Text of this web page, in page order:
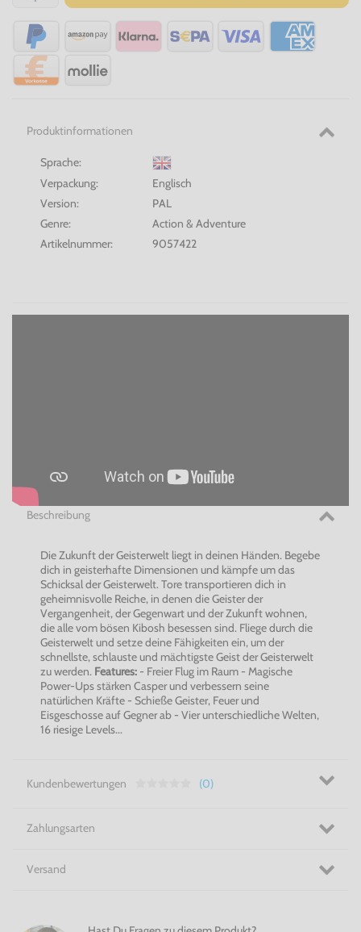
Produktinformationen
Sprache:
Verpackung:
Englisch
Version:
PAL
Genre:
Action & Adventure
Artikelnummer:
9057422
Beschreibung
Die Zukunft der Geisterwelt liegt in deinen Händen. Begebe
dich in geisterhafte Dimensionen und kämpfe um das
Schicksal der Geisterwelt. Tore transportieren dich in
geheimnisvolle Reiche, in denen die Geister der
Vergangenheit, der Gegenwart und der Zukunft wohnen,
die alle vom bösen Kibosh besessen sind. Fliege durch die
Geisterwelt und setze deine Fähigkeiten ein, um der
schnellste, schlauste und mächtigste Geist der Geisterwelt
zu werden. Features: - Freier Flug im Raum - Magische
Power-Ups stärken Casper und verbessern seine
natürlichen Kräfte - Schieße Geister, Feuer und
Eisgeschosse auf Gegner ab - Vier unterschiedliche Welten,
16 riesige Levels...
Kundenbewertungen (0)
Zahlungsarten
Versand